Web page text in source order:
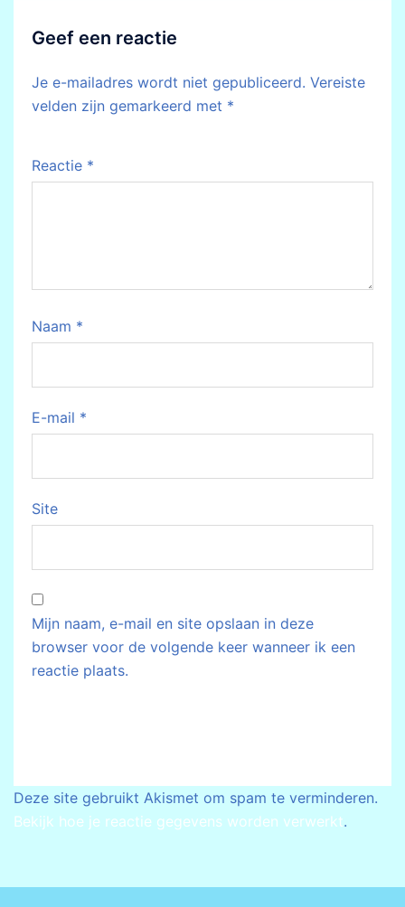
Geef een reactie
Je e-mailadres wordt niet gepubliceerd. Vereiste
velden zijn gemarkeerd met *
Reactie *
Naam *
E-mail *
Site
Mijn naam, e-mail en site opslaan in deze
browser voor de volgende keer wanneer ik een
reactie plaats.
Deze site gebruikt Akismet om spam te verminderen.
Bekijk hoe je reactie gegevens worden verwerkt.